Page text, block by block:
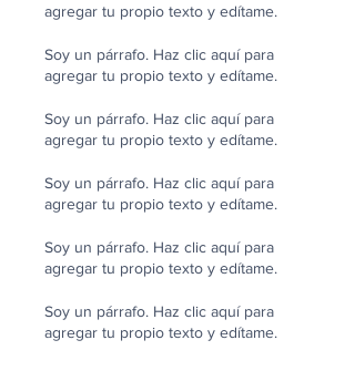
agregar tu propio texto y edítame.
Soy un párrafo. Haz clic aquí para
agregar tu propio texto y edítame.
Soy un párrafo. Haz clic aquí para
agregar tu propio texto y edítame.
Soy un párrafo. Haz clic aquí para
agregar tu propio texto y edítame.
Soy un párrafo. Haz clic aquí para
agregar tu propio texto y edítame.
Soy un párrafo. Haz clic aquí para
agregar tu propio texto y edítame.